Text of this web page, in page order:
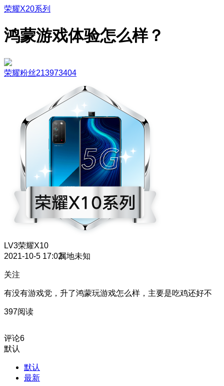
荣耀X20系列
鸿蒙游戏体验怎么样？
荣耀粉丝213973404
LV3荣耀X10
2021-10-5 17:02属地未知
关注
有没有游戏党，升了鸿蒙玩游戏怎么样，主要是吃鸡还好不
397阅读
评论6
默认
默认
最新